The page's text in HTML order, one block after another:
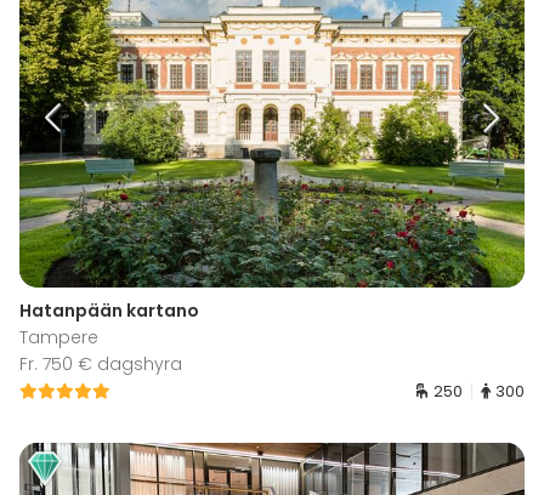
Hatanpään kartano
Tampere
Fr. 750 € dagshyra
250 300